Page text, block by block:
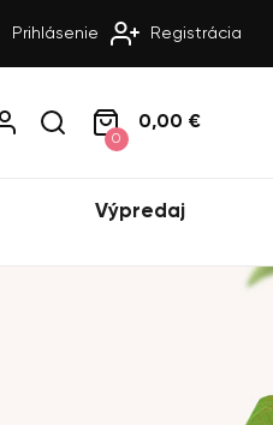
Prihlásenie Registrácia
0
0,00 €
Výpredaj